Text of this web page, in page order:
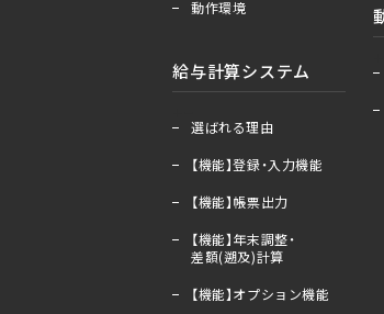
動作環境
給与計算システム
選ばれる理由
【機能】登録・入力機能
【機能】帳票出力
【機能】年末調整・
差額(遡及)計算
【機能】オプション機能